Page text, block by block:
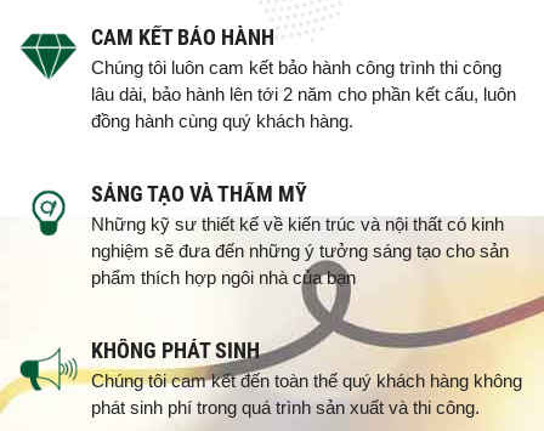
CAM KẾT BẢO HÀNH
Chúng tôi luôn cam kết bảo hành công trình thi công
lâu dài, bảo hành lên tới 2 năm cho phần kết cấu, luôn
đồng hành cùng quý khách hàng.
SÁNG TẠO VÀ THẨM MỸ
Những kỹ sư thiết kế về kiến trúc và nội thất có kinh
nghiệm sẽ đưa đến những ý tưởng sáng tạo cho sản
phẩm thích hợp ngôi nhà của bạn
KHÔNG PHÁT SINH
Chúng tôi cam kết đến toàn thể quý khách hàng không
phát sinh phí trong quá trình sản xuất và thi công.